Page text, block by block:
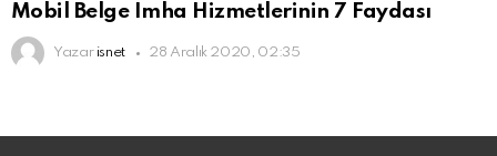
Mobil Belge İmha Hizmetlerinin 7 Faydası
Yazar isnet 28 Aralık 2020, 02:35